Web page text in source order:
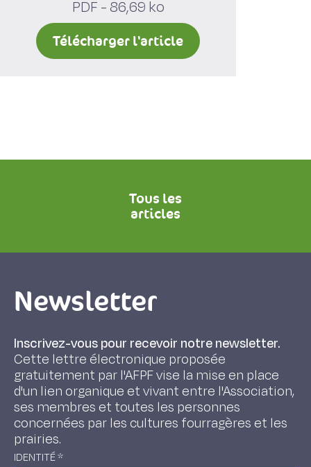
PDF - 86,69 ko
Télécharger l'article
Tous les
articles
Newsletter
Inscrivez-vous pour recevoir notre newsletter.
Cette lettre électronique proposée
gratuitement par l'AFPF vise la mise en place
d'un lien organique et vivant entre l'Association,
ses membres et toutes les personnes
concernées par les cultures fourragères et les
prairies.
IDENTITÉ*